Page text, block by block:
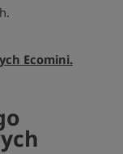
Ecomini.